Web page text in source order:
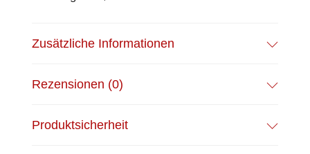
Zusätzliche Informationen
Rezensionen (0)
Produktsicherheit